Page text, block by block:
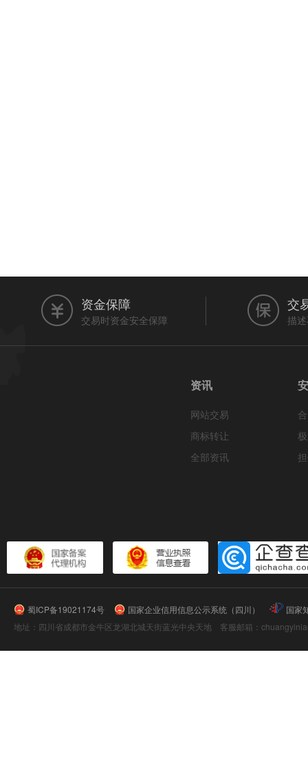
资金保障
交易时资金安全保障
交
描
资讯
网站交易
商标转让
全部资讯
蜀ICP备19021174号 国家企业信用信息公示系统（四川）
国家
地址：四川省成都市金牛区龙湖北城天街蓝光中央天地 客服邮箱：